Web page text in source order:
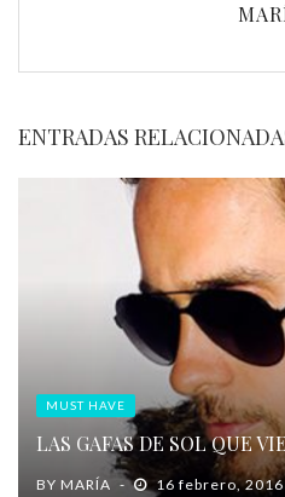
ENTRADAS
MUST HAVE
LAS GAFAS DE SOL QUE
BY MARÍA 16 febrero, 2016